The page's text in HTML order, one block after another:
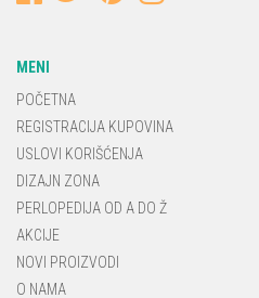
MENI
POČETNA
REGISTRACIJA KUPOVINA
USLOVI KORIŠĆENJA
DIZAJN ZONA
PERLOPEDIJA OD A DO Ž
AKCIJE
NOVI PROIZVODI
O NAMA